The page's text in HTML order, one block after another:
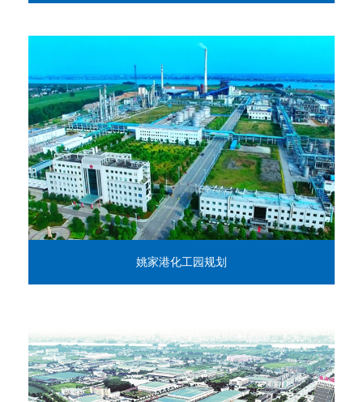
姚家港化工园规划